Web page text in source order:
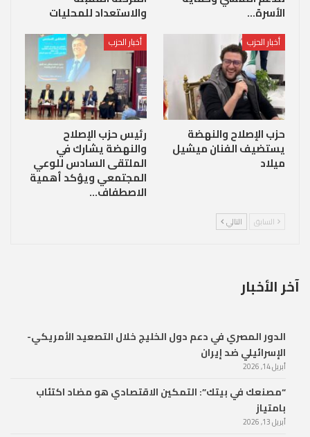
الأسرة… والاستعداد للمحليات
أخبار الحزب
حزب الإصلاح والنهضة
يستضيف الفنان ميشيل
ميلاد
أخبار الحزب
رئيس حزب الإصلاح
والنهضة يشارك في
الملتقى السادس للوعي
المجتمعي ويؤكد أهمية
الاصطفاف…
السابق التالي
آخر الأخبار
الدور المصري في دعم دول الخليج خلال التصعيد الأمريكي-
الإسرائيلي ضد إيران
أبريل 14, 2026
“مصنعك في بيتك”: التمكين الاقتصادي هو مضاد اكتئاب
بامتياز
أبريل 13, 2026